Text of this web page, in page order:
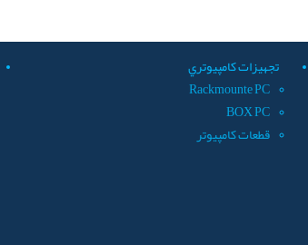
تجهيزات کامپيوتري
Rackmounte PC
BOX PC
قطعات کامپيوتر